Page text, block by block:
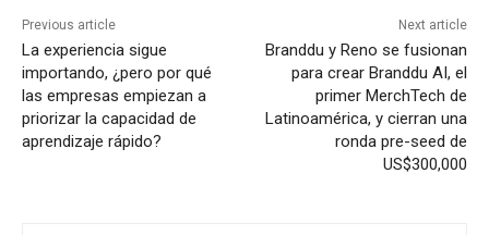
Previous article
La experiencia sigue
importando, ¿pero por qué
las empresas empiezan a
priorizar la capacidad de
aprendizaje rápido?
Next article
Branddu y Reno se fusionan
para crear Branddu AI, el
primer MerchTech de
Latinoamérica, y cierran una
ronda pre-seed de
US$300,000